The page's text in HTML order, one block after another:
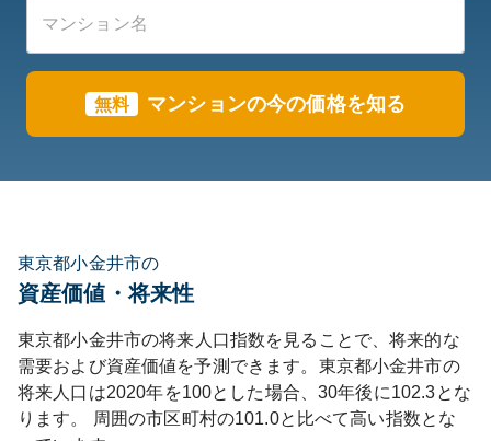
無料 マンションの今の価格を知る
東京都小金井市の
資産価値・将来性
東京都小金井市の将来人口指数を見ることで、将来的な
需要および資産価値を予測できます。 東京都小金井市の
将来人口は2020年を100とした場合、30年後に102.3とな
ります。
周囲の市区町村の101.0と比べて高い指数とな